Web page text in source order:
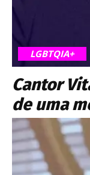
LGBTQIA+
Cantor
de uma